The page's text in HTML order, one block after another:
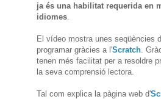
ja és una habilitat requerida en
idiomes
El vídeo mostra unes seqüències
programar gràcies a l'Scratch .
tenen més facilitat per a resoldre
la seva comprensió lectora.
Tal com explica la pàgina web d'